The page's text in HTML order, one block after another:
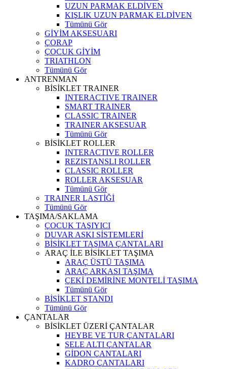
UZUN PARMAK ELDİVEN
KIŞLIK UZUN PARMAK ELDİVEN
Tümünü Gör
GİYİM AKSESUARI
ÇORAP
ÇOCUK GİYİM
TRIATHLON
Tümünü Gör
ANTRENMAN
BİSİKLET TRAINER
INTERACTIVE TRAINER
SMART TRAINER
CLASSIC TRAINER
TRAINER AKSESUAR
Tümünü Gör
BİSİKLET ROLLER
INTERACTIVE ROLLER
REZISTANSLI ROLLER
CLASSIC ROLLER
ROLLER AKSESUAR
Tümünü Gör
TRAINER LASTİĞİ
Tümünü Gör
TAŞIMA/SAKLAMA
ÇOCUK TAŞIYICI
DUVAR ASKI SİSTEMLERİ
BİSİKLET TAŞIMA ÇANTALARI
ARAÇ İLE BİSİKLET TAŞIMA
ARAÇ ÜSTÜ TAŞIMA
ARAÇ ARKASI TAŞIMA
ÇEKİ DEMİRİNE MONTELİ TAŞIMA
Tümünü Gör
BİSİKLET STANDI
Tümünü Gör
ÇANTALAR
BİSİKLET ÜZERİ ÇANTALAR
HEYBE VE TUR ÇANTALARI
SELE ALTI ÇANTALAR
GİDON ÇANTALARI
KADRO ÇANTALARI